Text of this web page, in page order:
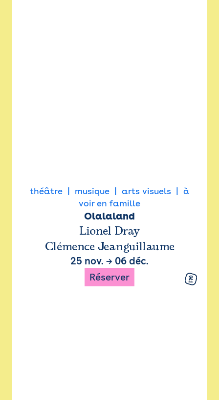
théâtre musique arts visuels
à
voir en famille
Olalaland
Lionel Dray
Clémence Jeanguillaume
25 nov. → 06 déc.
Réserver